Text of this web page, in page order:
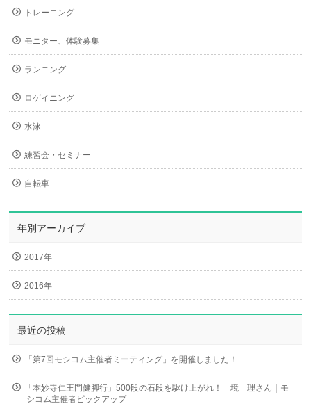
トレーニング
モニター、体験募集
ランニング
ロゲイニング
水泳
練習会・セミナー
自転車
年別アーカイブ
2017年
2016年
最近の投稿
「第7回モシコム主催者ミーティング」を開催しました！
「本妙寺仁王門健脚行」500段の石段を駆け上がれ！ 境 理さん｜モ
シコム主催者ピックアップ